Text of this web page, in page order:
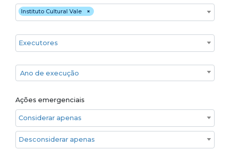
Financiadores ×
Instituto Cultural Vale
Executores
Ano de execução
Ano de execução
Ações emergenciais
Considerar apenas ações emergenciais
Desconsiderar apenas ações emergenciais